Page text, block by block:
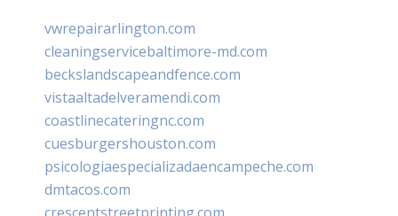
vwrepairarlington.com
cleaningservicebaltimore-md.com
beckslandscapeandfence.com
vistaaltadelveramendi.com
coastlinecateringnc.com
cuesburgershouston.com
psicologiaespecializadaencampeche.com
dmtacos.com